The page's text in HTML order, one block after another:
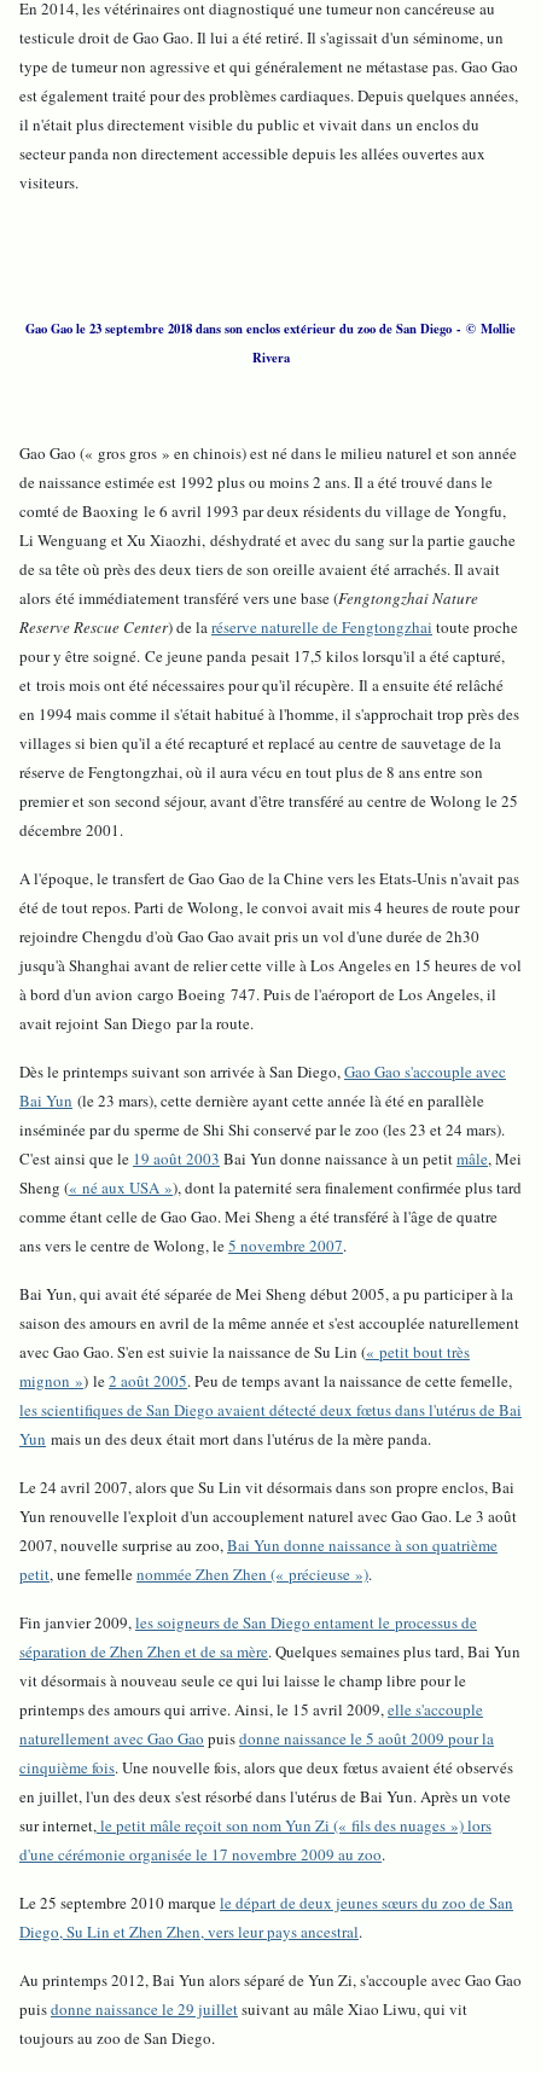
En 2014, les vétérinaires ont diagnostiqué une tumeur non cancéreuse au
testicule droit de Gao Gao. Il lui a été retiré. Il s'agissait d'un séminome, un
type de tumeur non agressive et qui généralement ne métastase pas. Gao Gao
est également traité pour des problèmes cardiaques. Depuis quelques années,
il n'était plus directement visible du public et vivait dans un enclos du
secteur panda non directement accessible depuis les allées ouvertes aux
visiteurs.
Gao Gao le 23 septembre 2018 dans son enclos extérieur du zoo de San Diego - © Mollie
Rivera
Gao Gao (« gros gros » en chinois) est né dans le milieu naturel et son année
de naissance estimée est 1992 plus ou moins 2 ans. Il a été trouvé dans le
comté de Baoxing le 6 avril 1993 par deux résidents du village de Yongfu,
Li Wenguang et Xu Xiaozhi, déshydraté et avec du sang sur la partie gauche
de sa tête où près des deux tiers de son oreille avaient été arrachés. Il avait
alors été immédiatement transféré vers une base (Fengtongzhai Nature
Reserve Rescue Center) de laréserve naturelle de Fengtongzhai toute proche
pour y être soigné. Ce jeune panda pesait 17,5 kilos lorsqu'il a été capturé,
et trois mois ont été nécessaires pour qu'il récupère. Il a ensuite été relâché
en 1994 mais comme il s'était habitué à l'homme, il s'approchait trop près des
villages si bien qu'il a été recapturé et replacé au centre de sauvetage de la
réserve de Fengtongzhai, où il aura vécu en tout plus de 8 ans entre son
premier et son second séjour, avant d'être transféré au centre de Wolong le 25
décembre 2001.
A l'époque, le transfert de Gao Gao de la Chine vers les Etats-Unis n'avait pas
été de tout repos. Parti de Wolong, le convoi avait mis 4 heures de route pour
rejoindre Chengdu d'où Gao Gao avait pris un vol d'une durée de 2h30
jusqu'à Shanghai avant de relier cette ville à Los Angeles en 15 heures de vol
à bord d'un avion cargo Boeing 747. Puis de l'aéroport de Los Angeles, il
avait rejoint San Diego par la route.
Dès le printemps suivant son arrivée à San Diego,Gao Gao s'accouple avec
Bai Yun (le 23 mars), cette dernière ayant cette année là été en parallèle
inséminée par du sperme de Shi Shi conservé par le zoo (les 23 et 24 mars).
C'est ainsi que le 19 août 2003 Bai Yun donne naissance à un petitmâle, Mei
Sheng (« né aux USA »), dont la paternité sera finalement confirmée plus tard
comme étant celle de Gao Gao. Mei Sheng a été transféré à l'âge de quatre
ans vers le centre de Wolong, le5 novembre 2007.
Bai Yun, qui avait été séparée de Mei Sheng début 2005, a pu participer à la
saison des amours en avril de la même année et s'est accouplée naturellement
avec Gao Gao. S'en est suivie la naissance de Su Lin (« petit bout très
mignon ») le2 août 2005. Peu de temps avant la naissance de cette femelle,
les scientifiques de San Diego avaient détecté deux fœtus dans l'utérus de Bai
Yun mais un des deux était mort dans l'utérus de la mère panda.
Le 24 avril 2007, alors que Su Lin vit désormais dans son propre enclos, Bai
Yun renouvelle l'exploit d'un accouplement naturel avec Gao Gao. Le 3 août
2007, nouvelle surprise au zoo,Bai Yun donne naissance à son quatrième
petit, une femellenommée Zhen Zhen (« précieuse »).
Fin janvier 2009,les soigneurs de San Diego entament le processus de
séparation de Zhen Zhen et de sa mère. Quelques semaines plus tard, Bai Yun
vit désormais à nouveau seule ce qui lui laisse le champ libre pour le
printemps des amours qui arrive. Ainsi, le 15 avril 2009,elle s'accouple
naturellement avec Gao Gao puisdonne naissance le 5 août 2009 pour la
cinquième fois. Une nouvelle fois, alors que deux fœtus avaient été observés
en juillet, l'un des deux s'est résorbé dans l'utérus de Bai Yun. Après un vote
sur internet,le petit mâle reçoit son nom Yun Zi (« fils des nuages ») lors
d'une cérémonie organisée le 17 novembre 2009 au zoo.
Le 25 septembre 2010 marquele départ de deux jeunes sœurs du zoo de San
Diego, Su Lin et Zhen Zhen, vers leur pays ancestral.
Au printemps 2012, Bai Yun alors séparé de Yun Zi, s'accouple avec Gao Gao
puisdonne naissance le 29 juilletsuivant au mâle Xiao Liwu, qui vit
toujours au zoo de San Diego.